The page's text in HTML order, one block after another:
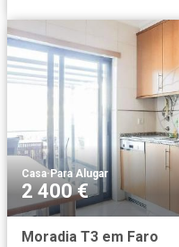
Casa·Para Alugar
2 400 €
Moradia T3 em Faro